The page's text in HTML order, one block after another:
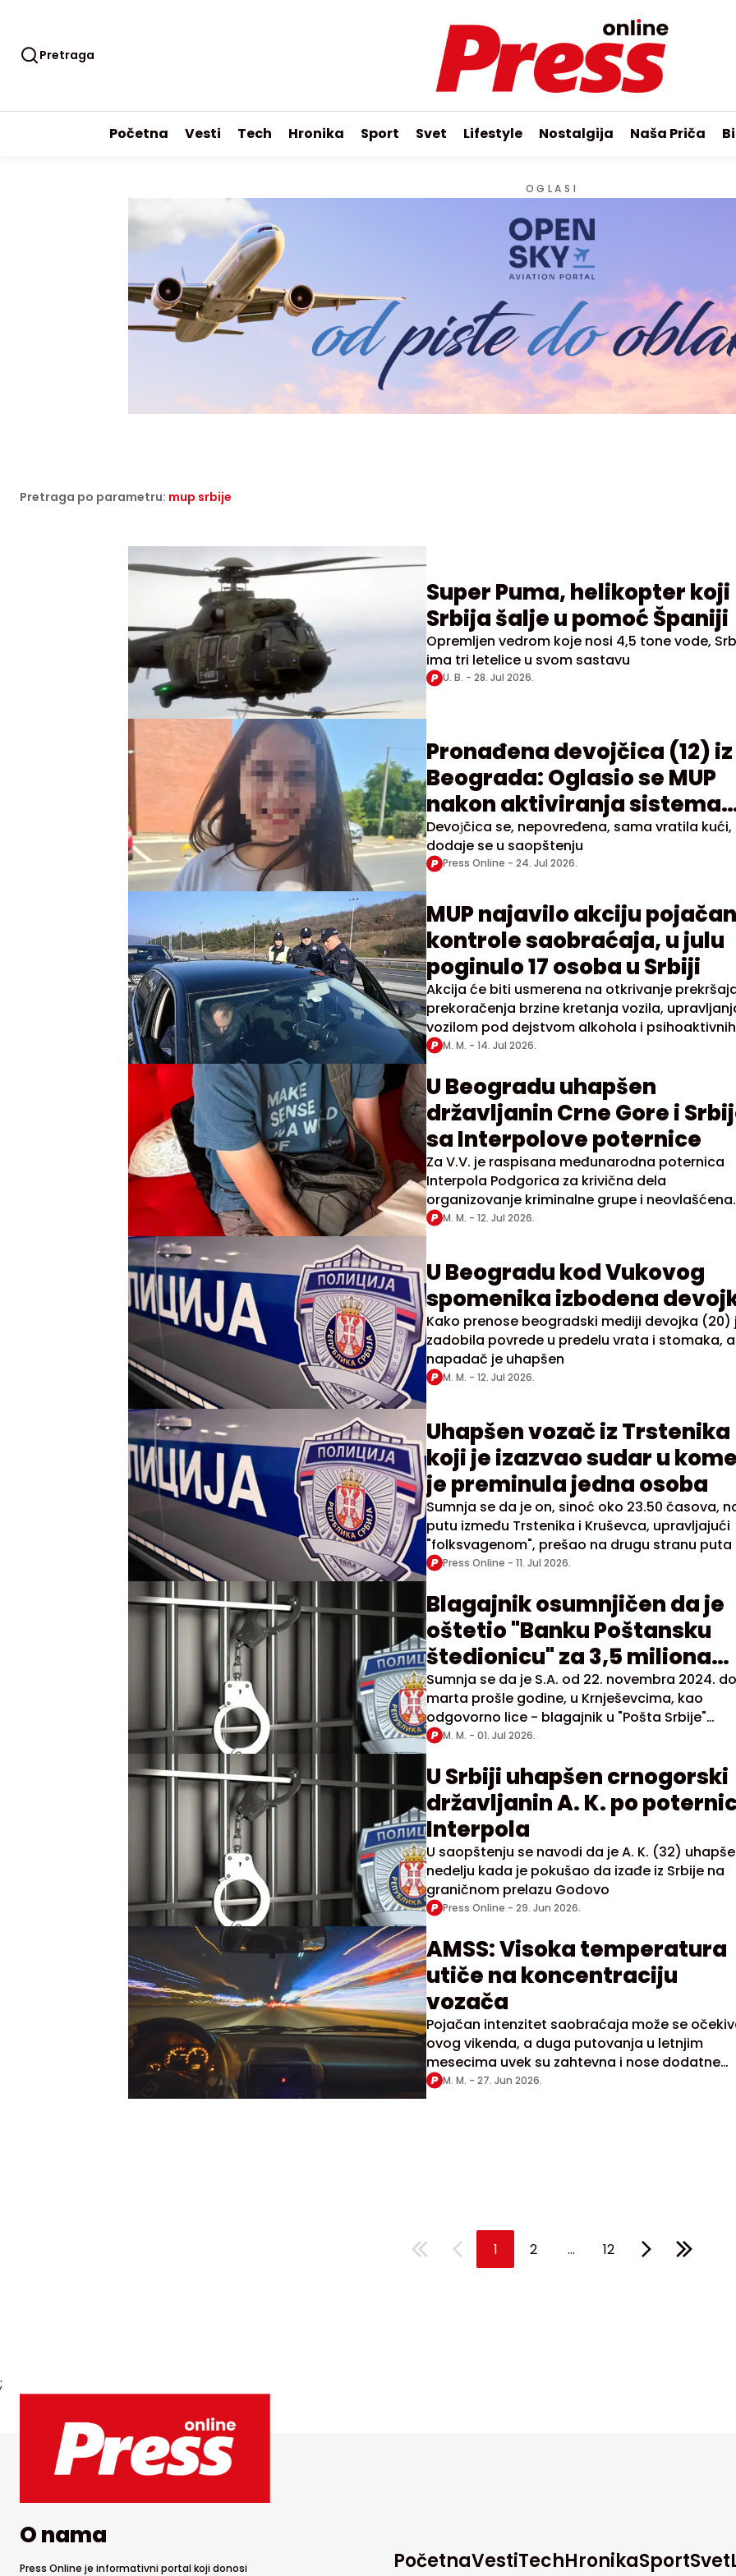
Pretraga
Početna Vesti Tech Hronika Sport Svet Lifestyle Nostalgija Naša Priča
OGLASI
Pretraga po parametru: mup srbije
Super Puma, helikopter koji
Srbija šalje u pomoć Španiji
Opremljen vedrom koje nosi 4,5 tone vode,
ima tri letelice u svom sastavu
U. B. - 28. Jul 2026.
Pronađena devojčica (12) iz
Beograda: Oglasio se MUP
nakon aktiviranja sistema
"Pronađi me"
Devoјčica se, nepovređena, sama vratila kući,
dodaje se u saopštenju
Press Online - 24. Jul 2026.
MUP najavilo akciju
kontrole saobraćaja, u julu
poginulo 17 osoba u Srbiji
Akcija će biti usmerena na otkrivanje
prekoračenja brzine kretanja vozila,
vozilom pod dejstvom alkohola i psihoaktivnih
supstanci, nekorišćenja sigurnosnog pojasa
M. M. - 14. Jul 2026.
U Beogradu uhapšen
državljanin Crne Gore i
sa Interpolove poternice
Za V.V. je raspisana međunarodna poternica
Interpola Podgorica za krivična dela
organizovanje kriminalne grupe i neovlašćena
proizvodnja, držanje i stavljanje u promet
M. M. - 12. Jul 2026.
U Beogradu kod Vukovog
spomenika izbodena
Kako prenose beogradski mediji devojka (20)
zadobila povrede u predelu vrata i stomaka, a
napadač je uhapšen
M. M. - 12. Jul 2026.
Uhapšen vozač iz Trstenika
koji je izazvao sudar u kome
je preminula jedna osoba
Sumnja se da je on, sinoć oko 23.50 časova,
putu između Trstenika i Kruševca, upravljajući
"folksvagenom", prešao na drugu stranu puta
direktno se sudario sa vozilom "sitroen"
Press Online - 11. Jul 2026.
Blagajnik osumnjičen da je
oštetio "Banku Poštansku
štedionicu" za 3,5 miliona
dinara
Sumnja se da je S.A. od 22. novembra 2024.
marta prošle godine, u Krnješevcima, kao
odgovorno lice - blagajnik u "Pošta Srbije"
Beograd, u nekoliko navrata izvršio fiktivne
M. M. - 01. Jul 2026.
U Srbiji uhapšen crnogorski
državljanin A. K. po
Interpola
U saopštenju se navodi da je A. K. (32)
nedelju kada je pokušao da izađe iz Srbije na
graničnom prelazu Godovo
Press Online - 29. Jun 2026.
AMSS: Visoka temperatura
utiče na koncentraciju
vozača
Pojačan intenzitet saobraćaja može se
ovog vikenda, a duga putovanja u letnjim
mesecima uvek su zahtevna i nose dodatne
opasnosti, upozorava AMSS
M. M. - 27. Jun 2026.
1 2 ... 12
;
O nama
Press Online je informativni portal koji donosi PočetnaVestiTechHronikaSportSvet